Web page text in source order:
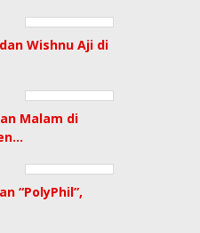
Wishnu Aji di
Malam di
“PolyPhil”,